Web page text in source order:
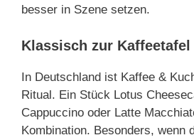
besser in Szene setzen.
Klassisch zur Kaffeetafel
In Deutschland ist Kaffee &
Ritual. Ein Stück Lotus
Cappuccino oder Latte
Kombination. Besonders, wenn